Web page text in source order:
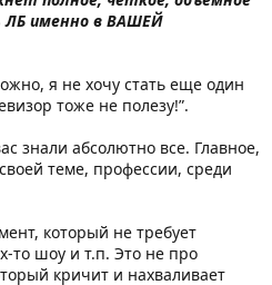
ЛБ именно в ВАШЕЙ
я не хочу стать еще один
тоже не полезу!”.
знали абсолютно все. Главное,
теме, профессии, среди
который не требует
то шоу и т.п. Это не про
кричит и нахваливает